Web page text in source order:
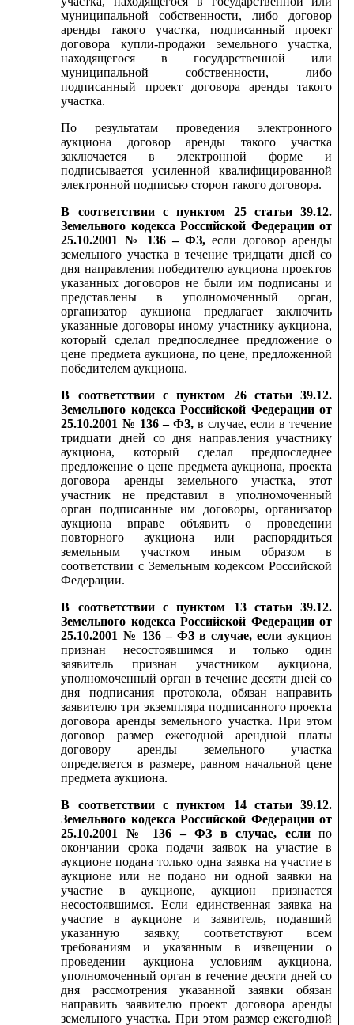
муниципальной собственности, либо договор
аренды такого участка, подписанный проект
договора купли-продажи земельного участка,
находящегося в государственной или
муниципальной собственности, либо
подписанный проект договора аренды такого
участка.
По результатам проведения электронного
аукциона договор аренды такого участка
заключается в электронной форме и
подписывается усиленной квалифицированной
электронной подписью сторон такого договора.
В соответствии с пунктом 25 статьи 39.12.
Земельного кодекса Российской Федерации от
25.10.2001 № 136 – ФЗ,если договор аренды
земельного участка в течение тридцати дней со
дня направления победителю аукциона проектов
указанных договоров не были им подписаны и
представлены в уполномоченный орган,
организатор аукциона предлагает заключить
указанные договоры иному участнику аукциона,
который сделал предпоследнее предложение о
цене предмета аукциона, по цене, предложенной
победителем аукциона.
В соответствии с пунктом 26 статьи 39.12.
Земельного кодекса Российской Федерации от
25.10.2001 № 136 – ФЗ,в случае, если в течение
тридцати дней со дня направления участнику
аукциона, который сделал предпоследнее
предложение о цене предмета аукциона, проекта
договора аренды земельного участка, этот
участник не представил в уполномоченный
орган подписанные им договоры, организатор
аукциона вправе объявить о проведении
повторного аукциона или распорядиться
земельным участком иным образом в
соответствии с Земельным кодексом Российской
Федерации.
В соответствии с пунктом 13 статьи 39.12.
Земельного кодекса Российской Федерации от
25.10.2001 № 136 – ФЗ в случае, если аукцион
признан несостоявшимся и только один
заявитель признан участником аукциона,
уполномоченный орган в течение десяти дней со
дня подписания протокола, обязан направить
заявителю три экземпляра подписанного проекта
договора аренды земельного участка. При этом
договор размер ежегодной арендной платы
договору аренды земельного участка
определяется в размере, равном начальной цене
предмета аукциона.
В соответствии с пунктом 14 статьи 39.12.
Земельного кодекса Российской Федерации от
25.10.2001 № 136 – ФЗ в случае, еслипо
окончании срока подачи заявок на участие в
аукционе подана только одна заявка на участие в
аукционе или не подано ни одной заявки на
участие в аукционе, аукцион признается
несостоявшимся. Если единственная заявка на
участие в аукционе и заявитель, подавший
указанную заявку, соответствуют всем
требованиям и указанным в извещении о
проведении аукциона условиям аукциона,
уполномоченный орган в течение десяти дней со
дня рассмотрения указанной заявки обязан
направить заявителю проект договора аренды
земельного участка. При этом размер ежегодной